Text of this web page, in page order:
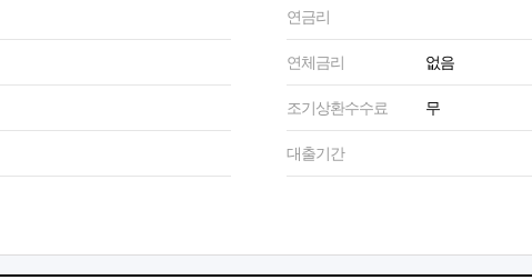
연금리
연체금리 없음
조기상환수수료 무
대출기간